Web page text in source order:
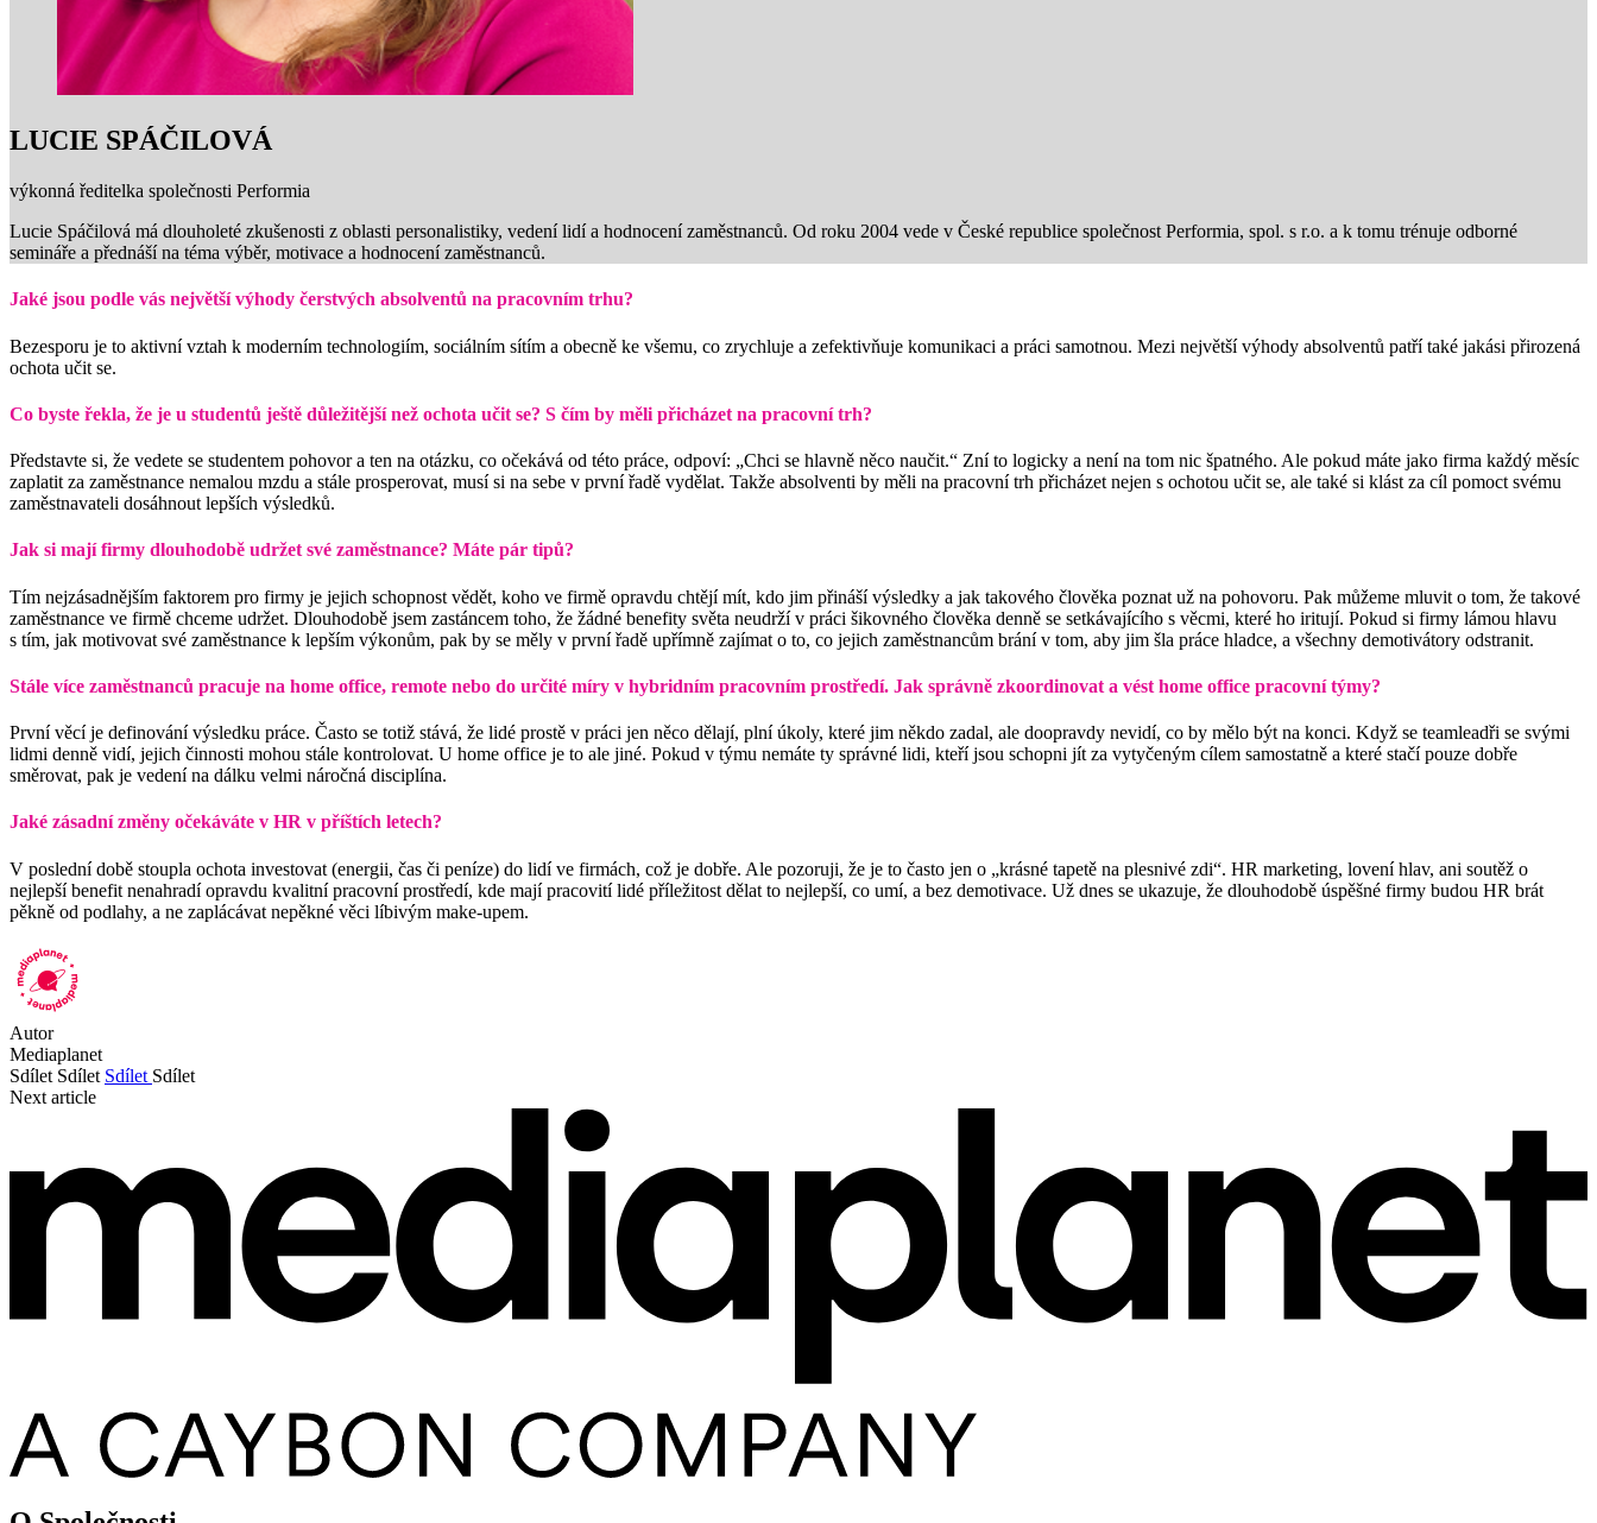
LUCIE SPÁČILOVÁ
výkonná ředitelka společnosti Performia
Lucie Spáčilová má dlouholeté zkušenosti z oblasti personalistiky, vedení lidí a hodnocení zaměstnanců. Od roku 2004 vede v České republice společnost Performia, spol. s r.o. a k tomu trénuje odborné
semináře a přednáší na téma výběr, motivace a hodnocení zaměstnanců.
Jaké jsou podle vás největší výhody čerstvých absolventů na pracovním trhu?
Bezesporu je to aktivní vztah k moderním technologiím, sociálním sítím a obecně ke všemu, co zrychluje a zefektivňuje komunikaci a práci samotnou. Mezi největší výhody absolventů patří také jakási přirozená
ochota učit se.
Co byste řekla, že je u studentů ještě důležitější než ochota učit se? S čím by měli přicházet na pracovní trh?
Představte si, že vedete se studentem pohovor a ten na otázku, co očekává od této práce, odpoví: „Chci se hlavně něco naučit.“ Zní to logicky a není na tom nic špatného. Ale pokud máte jako firma každý měsíc
zaplatit za zaměstnance nemalou mzdu a stále prosperovat, musí si na sebe v první řadě vydělat. Takže absolventi by měli na pracovní trh přicházet nejen s ochotou učit se, ale také si klást za cíl pomoct svému
zaměstnavateli dosáhnout lepších výsledků.
Jak si mají firmy dlouhodobě udržet své zaměstnance? Máte pár tipů?
Tím nejzásadnějším faktorem pro firmy je jejich schopnost vědět, koho ve firmě opravdu chtějí mít, kdo jim přináší výsledky a jak takového člověka poznat už na pohovoru. Pak můžeme mluvit o tom, že takové
zaměstnance ve firmě chceme udržet. Dlouhodobě jsem zastáncem toho, že žádné benefity světa neudrží v práci šikovného člověka denně se setkávajícího s věcmi, které ho iritují. Pokud si firmy lámou hlavu
s tím, jak motivovat své zaměstnance k lepším výkonům, pak by se měly v první řadě upřímně zajímat o to, co jejich zaměstnancům brání v tom, aby jim šla práce hladce, a všechny demotivátory odstranit.
Stále více zaměstnanců pracuje na home office, remote nebo do určité míry v hybridním pracovním prostředí. Jak správně zkoordinovat a vést home office pracovní týmy?
První věcí je definování výsledku práce. Často se totiž stává, že lidé prostě v práci jen něco dělají, plní úkoly, které jim někdo zadal, ale doopravdy nevidí, co by mělo být na konci. Když se teamleadři se svými
lidmi denně vidí, jejich činnosti mohou stále kontrolovat. U home office je to ale jiné. Pokud v týmu nemáte ty správné lidi, kteří jsou schopni jít za vytyčeným cílem samostatně a které stačí pouze dobře
směrovat, pak je vedení na dálku velmi náročná disciplína.
Jaké zásadní změny očekáváte v HR v příštích letech?
V poslední době stoupla ochota investovat (energii, čas či peníze) do lidí ve firmách, což je dobře. Ale pozoruji, že je to často jen o „krásné tapetě na plesnivé zdi“. HR marketing, lovení hlav, ani soutěž o
nejlepší benefit nenahradí opravdu kvalitní pracovní prostředí, kde mají pracovití lidé příležitost dělat to nejlepší, co umí, a bez demotivace. Už dnes se ukazuje, že dlouhodobě úspěšné firmy budou HR brát
pěkně od podlahy, a ne zaplácávat nepěkné věci líbivým make-upem.
Autor
Mediaplanet
Sdílet Sdílet Sdílet Sdílet
Next article